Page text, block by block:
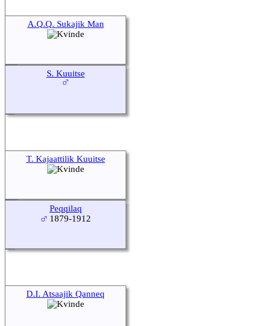
A.Q.Q. Sukajik Man
S. Kuuitse
T. Kajaattilik Kuuitse
Peqqilaq
1879-1912
D.I. Atsaajik Qanneq